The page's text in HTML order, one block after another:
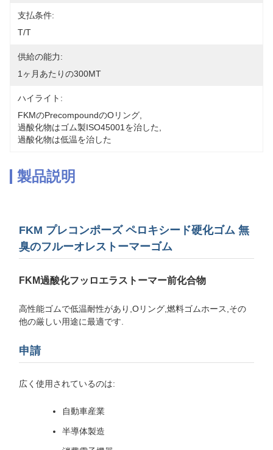
支払条件:
T/T
供給の能力:
1ヶ月あたりの300MT
ハイライト:
FKMのprecompoundのOリング
過酸化物はゴム製ISO45001を治した
過酸化物は低温を治した
製品説明
FKM プレコンポーズ ペロキシード硬化ゴム 無
臭のフルーオレストーマーゴム
FKM過酸化フッロエラストーマー前化合物
高性能ゴムで低温耐性があり,Oリング,燃料ゴムホース,その
他の厳しい用途に最適です.
申請
広く使用されているのは:
自動車産業
半導体製造